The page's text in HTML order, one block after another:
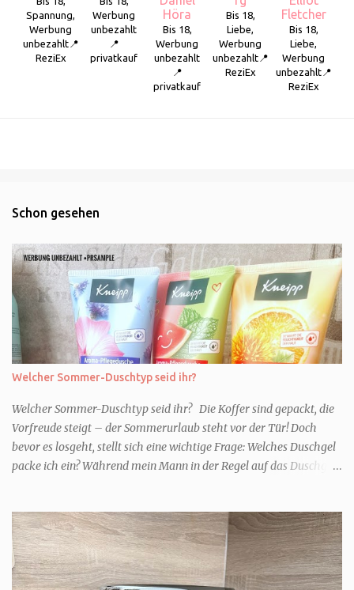
Spannung,
Werbung
unbezahlt📍
ReziEx
Werbung
unbezahlt
📍
privatkauf
Höra
Bis 18,
Werbung
unbezahlt
📍
privatkauf
Bis 18,
Liebe,
Werbung
unbezahlt📍
ReziEx
Fletcher
Bis 18,
Liebe,
Werbung
unbezahlt📍
ReziEx
Schon gesehen
Welcher Sommer-Duschtyp seid ihr?
Welcher Sommer-Duschtyp seid ihr? Die Koffer sind gepackt, die
Vorfreude steigt – der Sommerurlaub steht vor der Tür! Doch
bevor es losgeht, stellt sich eine wichtige Frage: Welches Duschgel
packe ich ein? Während mein Mann in der Regel auf das Duschgel
Urlaub Entspannung und Wellness. Falls ihr ähnlich denkt, lasst
uns doch herausfinden, welcher Duschtyp ihr seid. TYP
GENIESSER Egal, ob Strand oder Städtetrip - für euch gehört
gutes Essen, ein guter Wein oder Cocktail, vielleicht ein gutes Buch